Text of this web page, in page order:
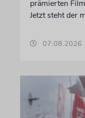
prämierten
Jetzt steht der
07.08.2026